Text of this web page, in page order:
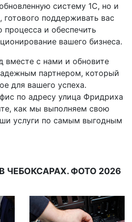
систему 1C, но и
готового поддерживать вас
процесса и обеспечить
вашего бизнеса.
вместе с нами и обновите
партнером, который
для вашего успеха.
по адресу улица Фридриха
как мы выполняем свою
услуги по самым выгодным
ЧЕБОКСАРАХ. ФОТО 2026